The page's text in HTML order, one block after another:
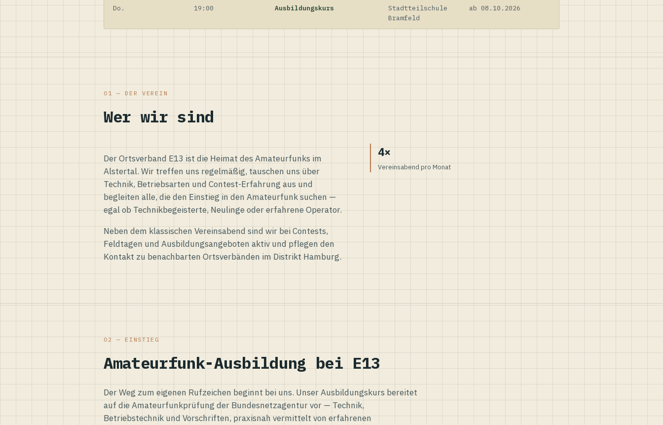
Do. 19:00 Ausbildungskurs
Stadtteilschule
Bramfeld
ab 08.10.2026
01 — DER VEREIN
Wer wir sind
Der Ortsverband E13 ist die Heimat des Amateurfunks im
Alstertal. Wir treffen uns regelmäßig, tauschen uns über
Technik, Betriebsarten und Contest-Erfahrung aus und
begleiten alle, die den Einstieg in den Amateurfunk suchen —
egal ob Technikbegeisterte, Neulinge oder erfahrene Operator.
Neben dem klassischen Vereinsabend sind wir bei Contests,
Feldtagen und Ausbildungsangeboten aktiv und pflegen den
Kontakt zu benachbarten Ortsverbänden im Distrikt Hamburg.
4×
Vereinsabend pro Monat
02 — EINSTIEG
Amateurfunk-Ausbildung bei E13
Der Weg zum eigenen Rufzeichen beginnt bei uns. Unser Ausbildungskurs bereitet
auf die Amateurfunkprüfung der Bundesnetzagentur vor — Technik,
Betriebstechnik und Vorschriften, praxisnah vermittelt von erfahrenen